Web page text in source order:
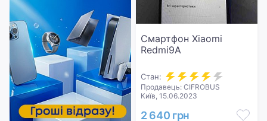
Смартфон Xiaomi
Redmi9A
Стан:
Продавець: CIFROBUS
Київ, 15.06.2023
2 640 грн